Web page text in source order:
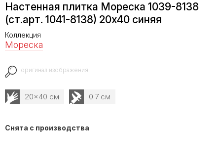
Настенная плитка Мореска 1039-8138
(ст.арт. 1041-8138) 20х40 синяя
Коллекция
Мореска
оригинал изображения
20x40 см 0.7 см
Снята с производства